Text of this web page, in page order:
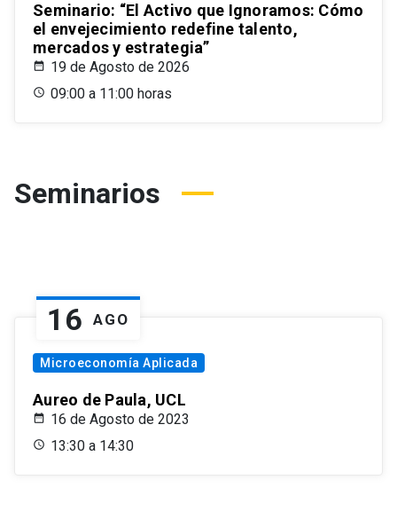
Seminario: “El Activo que Ignoramos: Cómo
el envejecimiento redefine talento,
mercados y estrategia”
19 de Agosto de 2026
09:00 a 11:00 horas
Seminarios
16 AGO
Microeconomía Aplicada
Aureo de Paula, UCL
16 de Agosto de 2023
13:30 a 14:30